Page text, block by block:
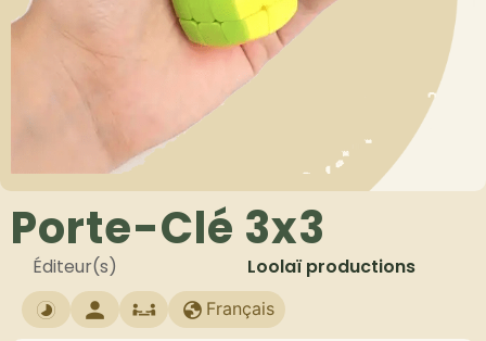
Porte-Clé 3x3
Éditeur(s) Loolaï productions
Français